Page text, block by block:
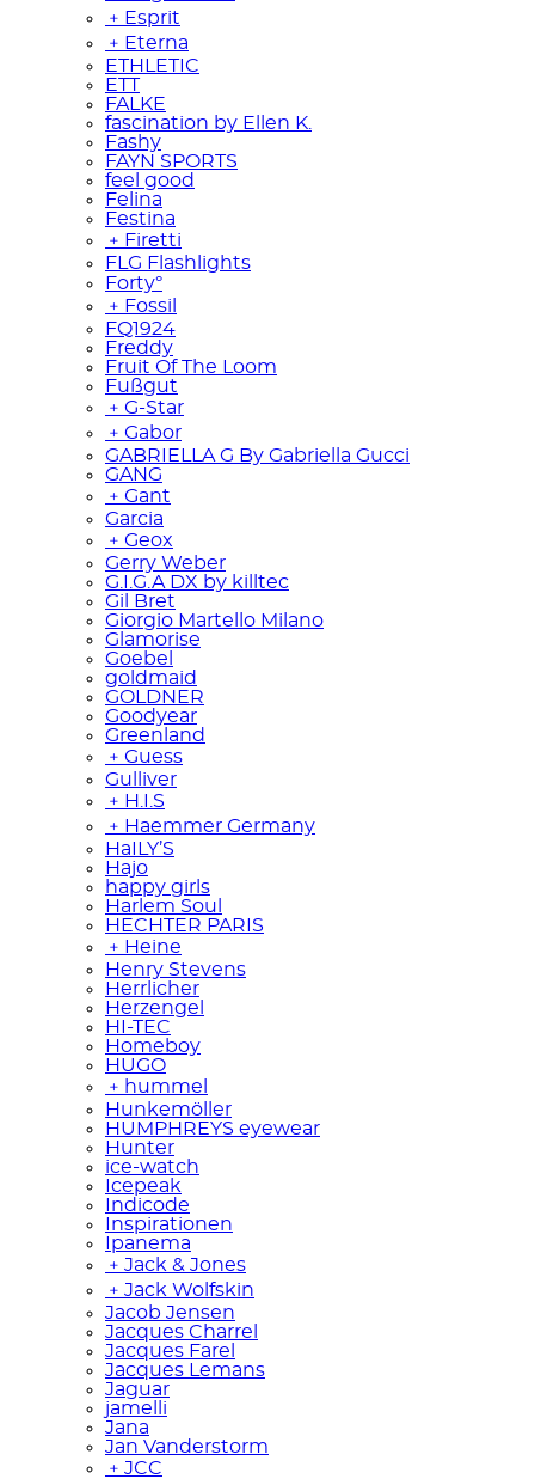
﹢ Esprit
﹢ Eterna
ETHLETIC
ETT
FALKE
fascination by Ellen K.
Fashy
FAYN SPORTS
feel good
Felina
Festina
﹢ Firetti
FLG Flashlights
Forty°
﹢ Fossil
FQ1924
Freddy
Fruit Of The Loom
Fußgut
﹢ G-Star
﹢ Gabor
GABRIELLA G By Gabriella Gucci
GANG
﹢ Gant
Garcia
﹢ Geox
Gerry Weber
G.I.G.A DX by killtec
Gil Bret
Giorgio Martello Milano
Glamorise
Goebel
goldmaid
GOLDNER
Goodyear
Greenland
﹢ Guess
Gulliver
﹢ H.I.S
﹢ Haemmer Germany
HaILY’S
Hajo
happy girls
Harlem Soul
HECHTER PARIS
﹢ Heine
Henry Stevens
Herrlicher
Herzengel
HI-TEC
Homeboy
HUGO
﹢ hummel
Hunkemöller
HUMPHREYS eyewear
Hunter
ice-watch
Icepeak
Indicode
Inspirationen
Ipanema
﹢ Jack & Jones
﹢ Jack Wolfskin
Jacob Jensen
Jacques Charrel
Jacques Farel
Jacques Lemans
Jaguar
jamelli
Jana
Jan Vanderstorm
﹢ JCC